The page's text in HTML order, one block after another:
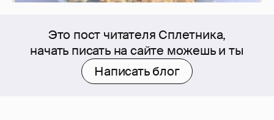
Это пост читателя Сплетника,
начать писать на сайте можешь и ты
Написать блог